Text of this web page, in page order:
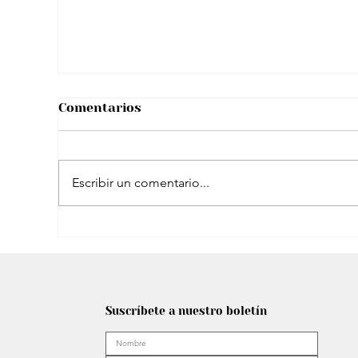
transmisión con Westcol
Comentarios
Escribir un comentario...
Suscríbete a nuestro boletín